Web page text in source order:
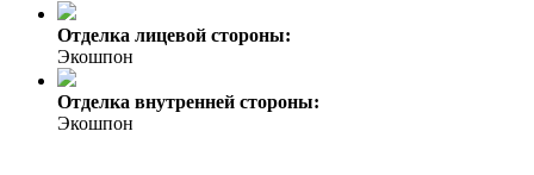
Отделка лицевой стороны:
Экошпон
Отделка внутренней стороны:
Экошпон